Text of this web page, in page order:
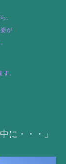
、
が
。
に・・・」